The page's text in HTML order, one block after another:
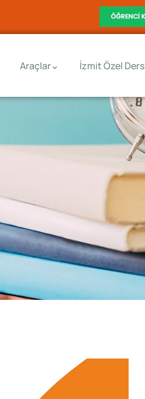
Araçlar İzmit Özel Ders